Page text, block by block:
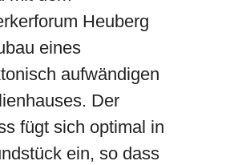
Heuberg
eines
aufwändigen
Der
fügt sich optimal in
ein, so dass